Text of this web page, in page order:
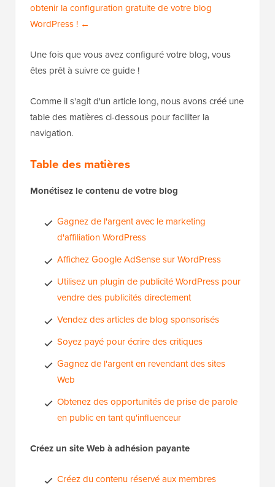
obtenir la configuration gratuite de votre blog
WordPress ! ←
Une fois que vous avez configuré votre blog, vous
êtes prêt à suivre ce guide !
Comme il s'agit d'un article long, nous avons créé une
table des matières ci-dessous pour faciliter la
navigation.
Table des matières
Monétisez le contenu de votre blog
Gagnez de l'argent avec le marketing
d'affiliation WordPress
Affichez Google AdSense sur WordPress
Utilisez un plugin de publicité WordPress pour
vendre des publicités directement
Vendez des articles de blog sponsorisés
Soyez payé pour écrire des critiques
Gagnez de l'argent en revendant des sites
Web
Obtenez des opportunités de prise de parole
en public en tant qu'influenceur
Créez un site Web à adhésion payante
Créez du contenu réservé aux membres